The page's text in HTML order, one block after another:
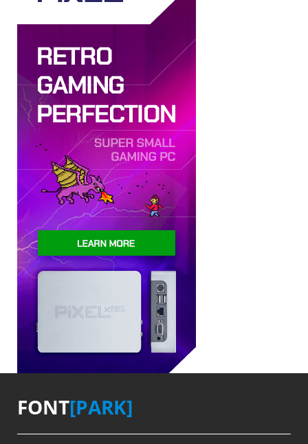
FONT[PARK]